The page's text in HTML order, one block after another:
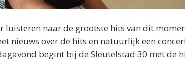
naar de grootste hits van dit
nieuws over de hits en natuurlijk een
begint bij de Sleutelstad 30 met de